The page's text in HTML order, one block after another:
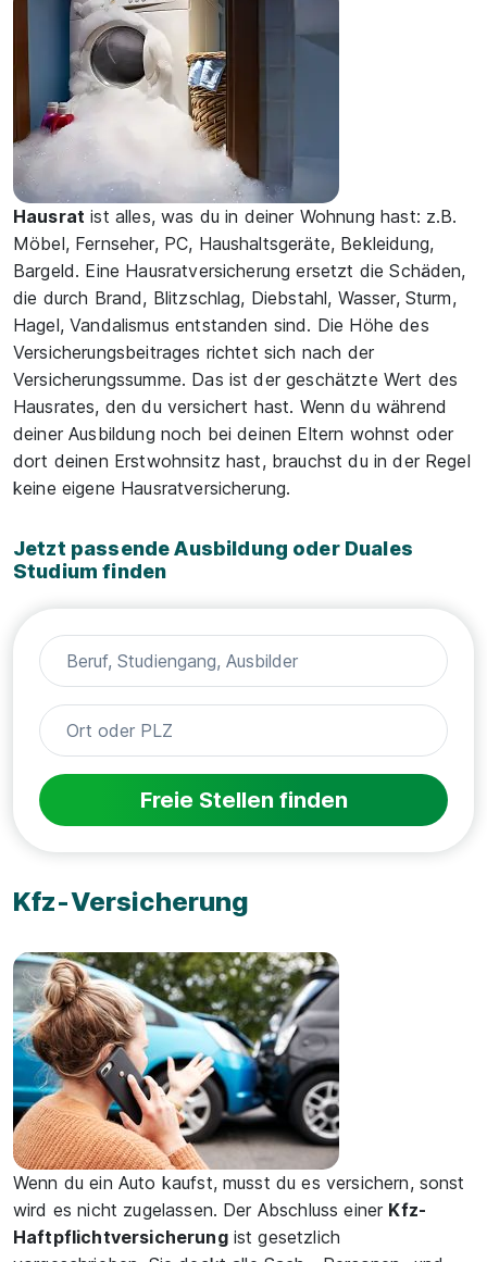
Hausrat ist alles, was du in deiner Wohnung hast: z.B.
Möbel, Fernseher, PC, Haushaltsgeräte, Bekleidung,
Bargeld. Eine Hausratversicherung ersetzt die Schäden,
die durch Brand, Blitzschlag, Diebstahl, Wasser, Sturm,
Hagel, Vandalismus entstanden sind. Die Höhe des
Versicherungsbeitrages richtet sich nach der
Versicherungssumme. Das ist der geschätzte Wert des
Hausrates, den du versichert hast. Wenn du während
deiner Ausbildung noch bei deinen Eltern wohnst oder
dort deinen Erstwohnsitz hast, brauchst du in der Regel
keine eigene Hausratversicherung.
Jetzt passende Ausbildung oder Duales
Studium finden
Freie Stellen finden
Kfz-Versicherung
Wenn du ein Auto kaufst, musst du es versichern, sonst
wird es nicht zugelassen. Der Abschluss einer Kfz-
Haftpflichtversicherungist gesetzlich